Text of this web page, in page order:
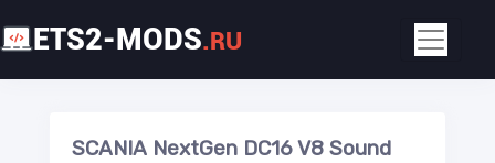
ETS2-MODS.RU
SCANIA NextGen DC16 V8 Sound